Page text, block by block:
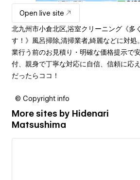
Open live site
北九州市小倉北区,浴室クリーニング《多
す！》風呂掃除,清掃業者,綺麗などに対
業行う前のお見積り・明確な価格提示で
付、親身で丁寧な対応に自信、信頼に応
だったらココ！
© Copyright info
More sites by Hidenari
Matsushima